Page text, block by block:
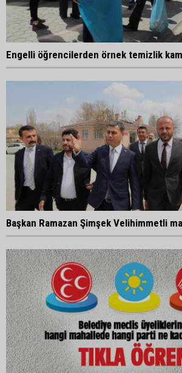
Engelli öğrencilerden örnek temizlik
Başkan Ramazan Şimşek Velihimmetli